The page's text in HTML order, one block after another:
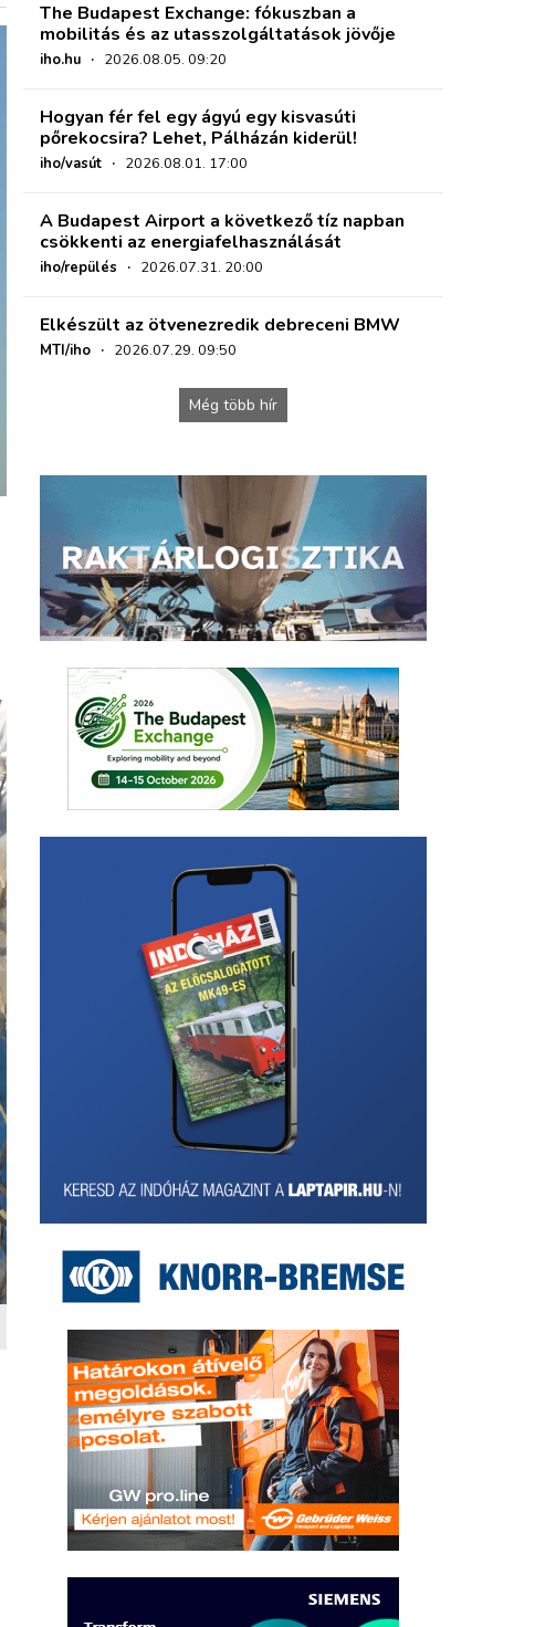
The Budapest Exchange: fókuszban a
mobilitás és az utasszolgáltatások jövője
iho.hu · 2026.08.05. 09:20
Hogyan fér fel egy ágyú egy kisvasúti
pőrekocsira? Lehet, Pálházán kiderül!
iho/vasút · 2026.08.01. 17:00
A Budapest Airport a következő tíz napban
csökkenti az energiafelhasználását
iho/repülés · 2026.07.31. 20:00
Elkészült az ötvenezredik debreceni BMW
MTI/iho · 2026.07.29. 09:50
Még több hír